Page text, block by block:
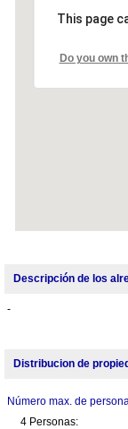
This page
Do you own
Descripción de los
-
Distribucion de
Número max. de
4 Personas: